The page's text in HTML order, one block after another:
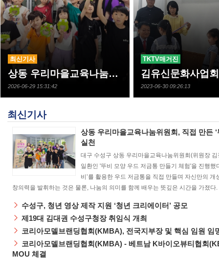
최신기사
상동 우리마을교육나눔위원회, 직접 만든 ‘뚜비 저금통’으로 따뜻한 나눔 실천
2026-06-29 15:31:42
TKTV매거진
2023-06-30 09:26:13
최신기사
상동 우리마을교육나눔위원회, 직접 만든
실천
대구 수성구 상동 우리마을교육나눔위원회(위원장
일환인 '뚜비 모양 우드 저금통 만들기 체험'을 진행
비’를 활용한 우드 저금통을 직접 만들며 자신만의
창의력을 발휘하는 것은 물론, 나눔의 의미를 함께 배우는 뜻깊은 시간을 가졌
수성구, 청년 영상 제작 지원 ‘청년 크리에이터’ 공모
제19대 김대권 수성구청장 취임식 개최
코리아모델브랜딩협회(KMBA), 전국지부장 및 핵심 임원
코리아모델브랜딩협회(KMBA) - 베트남 K바이오뷰티협회
MOU 체결